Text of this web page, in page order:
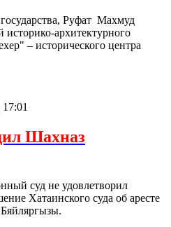
Руфат Махмуд
историко-архитектурного
– исторического центра
Шахназ
суд не удовлетворил
Хатаинского суда об аресте